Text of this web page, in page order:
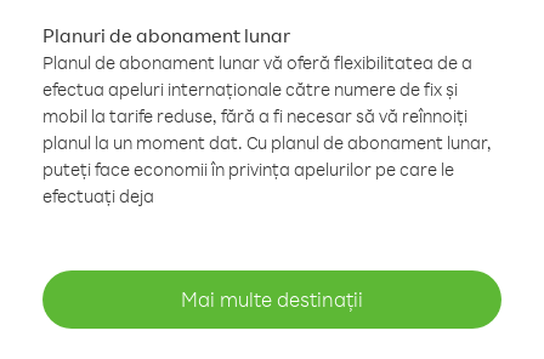
Planuri de abonament lunar
Planul de abonament lunar vă oferă flexibilitatea de a
efectua apeluri internaționale către numere de fix și
mobil la tarife reduse, fără a fi necesar să vă reînnoiți
planul la un moment dat. Cu planul de abonament lunar,
puteți face economii în privința apelurilor pe care le
efectuați deja
Mai multe destinații